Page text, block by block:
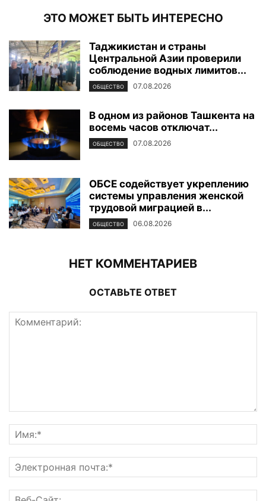
ЭТО МОЖЕТ БЫТЬ ИНТЕРЕСНО
Таджикистан и страны
Центральной Азии проверили
соблюдение водных лимитов...
ОБЩЕСТВО 07.08.2026
В одном из районов Ташкента на
восемь часов отключат...
ОБЩЕСТВО 07.08.2026
ОБСЕ содействует укреплению
системы управления женской
трудовой миграцией в...
ОБЩЕСТВО 06.08.2026
НЕТ КОММЕНТАРИЕВ
ОСТАВЬТЕ ОТВЕТ